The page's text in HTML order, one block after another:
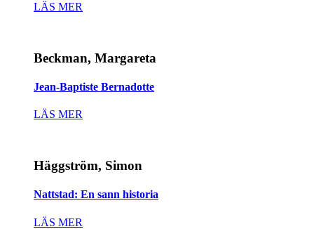
LÄS MER
Beckman, Margareta
Jean-Baptiste Bernadotte
LÄS MER
Häggström, Simon
Nattstad: En sann historia
LÄS MER